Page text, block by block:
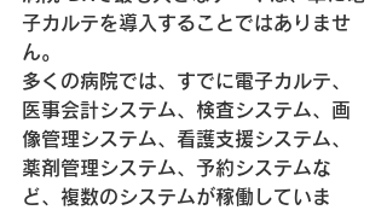
子カルテを導入することではありませ
ん。
多くの病院では、すでに電子カルテ、
医事会計システム、検査システム、画
像管理システム、看護支援システム、
薬剤管理システム、予約システムな
ど、複数のシステムが稼働していま